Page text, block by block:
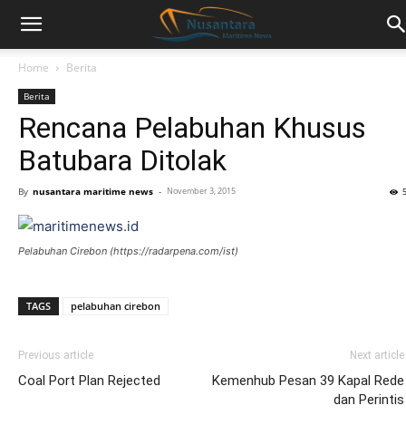
Home Berita
Berita
Rencana Pelabuhan Khusus
Batubara Ditolak
By nusantara maritime news - November 3, 2015
Pelabuhan Cirebon (https://radarpena.com/ist)
TAGS pelabuhan cirebon
Previous article
Coal Port Plan Rejected
Next article
Kemenhub Pesan 39 Kapal Rede
dan Perintis